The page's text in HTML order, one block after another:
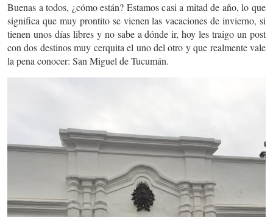
Buenas a todos, ¿cómo están? Estamos casi a mitad de año, lo que
significa que muy prontito se vienen las vacaciones de invierno, si
tienen unos días libres y no sabe a dónde ir, hoy les traigo un post
con dos destinos muy cerquita el uno del otro y que realmente vale
la pena conocer: San Miguel de Tucumán.